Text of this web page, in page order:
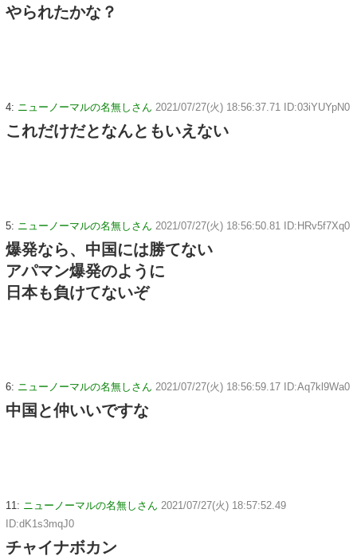
やられたかな？
4: ニューノーマルの名無しさん 2021/07/27(火) 18:56:37.71 ID:03iYUYpN0
これだけだとなんともいえない
5: ニューノーマルの名無しさん 2021/07/27(火) 18:56:50.81 ID:HRv5f7Xq0
爆発なら、中国には勝てない
アパマン爆発のように
日本も負けてないぞ
6: ニューノーマルの名無しさん 2021/07/27(火) 18:56:59.17 ID:Aq7kl9Wa0
中国と仲いいですな
11: ニューノーマルの名無しさん 2021/07/27(火) 18:57:52.49
ID:dK1s3mqJ0
チャイナボカン